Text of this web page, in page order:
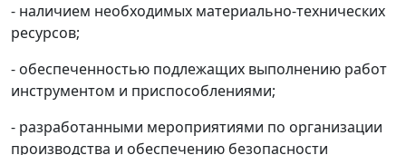
- наличием необходимых материально-технических
ресурсов;
- обеспеченностью подлежащих выполнению работ
инструментом и приспособлениями;
- разработанными мероприятиями по организации
производства и обеспечению безопасности